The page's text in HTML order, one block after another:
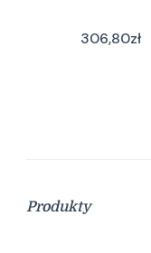
306,80zł
Produkty